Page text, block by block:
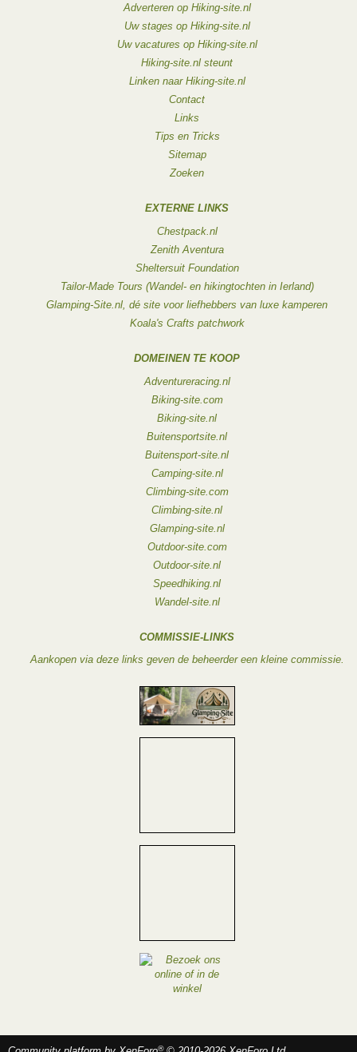
Adverteren op Hiking-site.nl
Uw stages op Hiking-site.nl
Uw vacatures op Hiking-site.nl
Hiking-site.nl steunt
Linken naar Hiking-site.nl
Contact
Links
Tips en Tricks
Sitemap
Zoeken
EXTERNE LINKS
Chestpack.nl
Zenith Aventura
Sheltersuit Foundation
Tailor-Made Tours (Wandel- en hikingtochten in Ierland)
Glamping-Site.nl, dé site voor liefhebbers van luxe kamperen
Koala's Crafts patchwork
DOMEINEN TE KOOP
Adventureracing.nl
Biking-site.com
Biking-site.nl
Buitensportsite.nl
Buitensport-site.nl
Camping-site.nl
Climbing-site.com
Climbing-site.nl
Glamping-site.nl
Outdoor-site.com
Outdoor-site.nl
Speedhiking.nl
Wandel-site.nl
COMMISSIE-LINKS
Aankopen via deze links geven de beheerder een kleine commissie.
®